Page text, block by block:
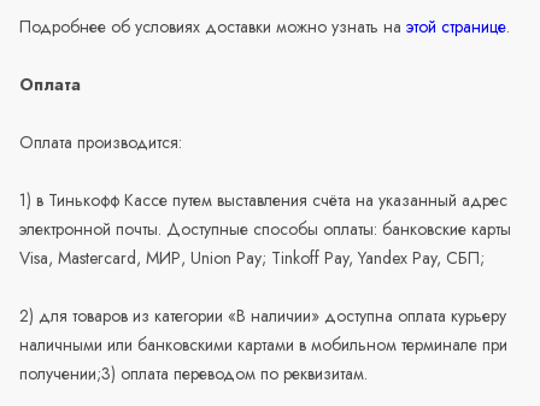
Подробнее об условиях доставки можно узнать на этой странице.
Оплата
Оплата производится:
1) в Тинькофф Кассе путем выставления счёта на указанный адрес
электронной почты. Доступные способы оплаты: банковские карты
Visa, Mastercard, МИР, Union Pay; Tinkoff Pay, Yandex Pay, СБП;
2) для товаров из категории «В наличии» доступна оплата курьеру
наличными или банковскими картами в мобильном терминале при
получении;3) оплата переводом по реквизитам.